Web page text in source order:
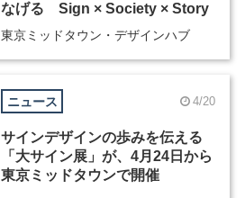
なげる Sign × Society × Story
東京ミッドタウン・デザインハブ
ニュース 4/20
サインデザインの歩みを伝える
「大サイン展」が、4月24日から
東京ミッドタウンで開催